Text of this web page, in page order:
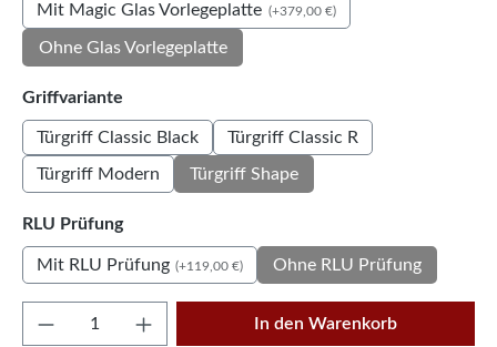
Mit Magic Glas Vorlegeplatte (+379,00 €)
Ohne Glas Vorlegeplatte
Griffvariante
Türgriff Classic Black Türgriff Classic R
Türgriff Modern Türgriff Shape
RLU Prüfungauswählen
Mit RLU Prüfung (+119,00 €) Ohne RLU Prüfung
Produkt Anzahl: Gib den gewünschten
In den Warenkorb